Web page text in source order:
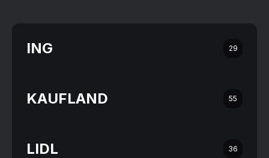
ING 29
KAUFLAND 55
LIDL 36